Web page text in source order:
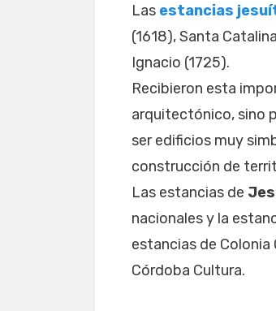
Las estancias
(1618), Santa
Ignacio (1725).
Recibieron esta
arquitectónico, sino
ser edificios muy
construcción de
Las estancias de
nacionales y la
estancias de Colonia
Córdoba Cultura.